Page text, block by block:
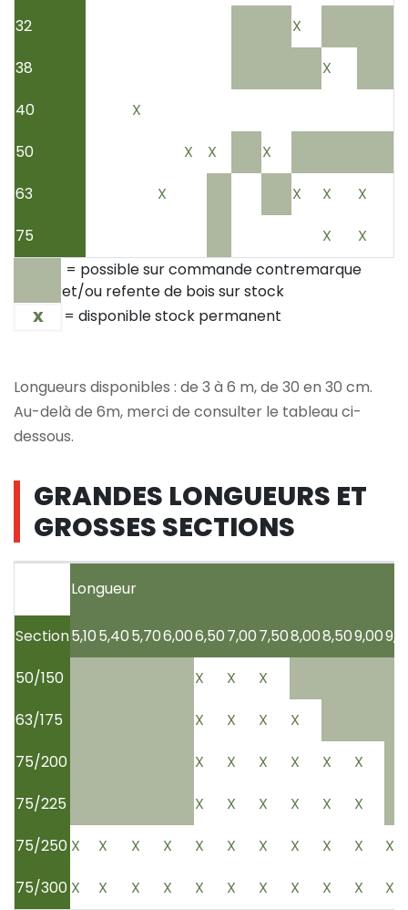
32
X
38
X
40
X
50
X X
X
63
X X X
X
75
X
X
= possible sur commande contremarque
et/ou refente de bois sur stock
X
= disponible stock permanent
Longueurs disponibles : de 3 à 6 m, de 30 en 30 cm.
Au-delà de 6m, merci de consulter le tableau ci-
dessous.
GRANDES LONGUEURS ET
GROSSES SECTIONS
Longueur
Section5,105,405,706,006,507,007,508,008,509,00
50/150
X X
X
63/175
X X X
X
75/200
X X X X X
X
75/225
X X X X X
X
75/250 X X X X X X X X X X
X
75/300 X X X X X X X X X X
X